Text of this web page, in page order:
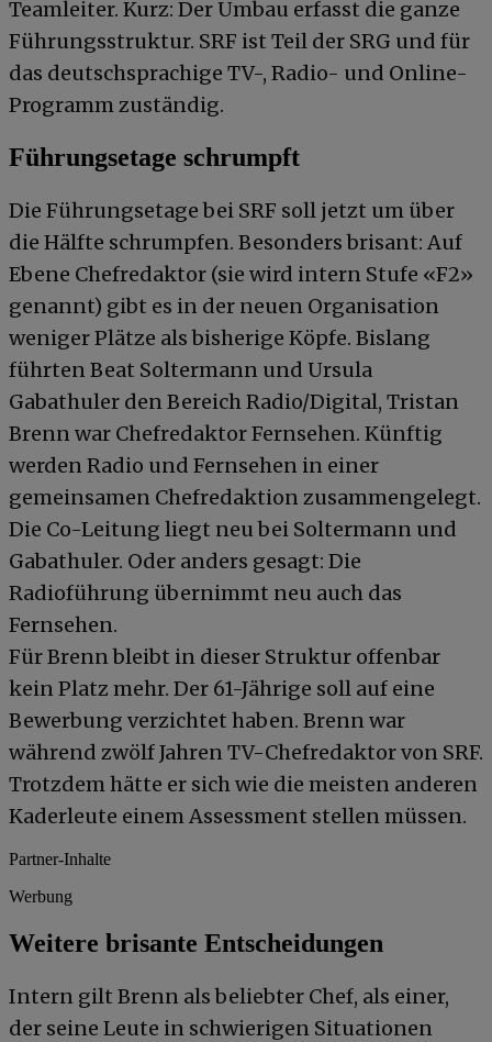
Teamleiter. Kurz: Der Umbau erfasst die ganze
Führungsstruktur. SRF ist Teil der SRG und für
das deutschsprachige TV-, Radio- und Online-
Programm zuständig.
Führungsetage schrumpft
Die Führungsetage bei SRF soll jetzt um über
die Hälfte schrumpfen. Besonders brisant: Auf
Ebene Chefredaktor (sie wird intern Stufe «F2»
genannt) gibt es in der neuen Organisation
weniger Plätze als bisherige Köpfe. Bislang
führten Beat Soltermann und Ursula
Gabathuler den Bereich Radio/Digital, Tristan
Brenn war Chefredaktor Fernsehen. Künftig
werden Radio und Fernsehen in einer
gemeinsamen Chefredaktion zusammengelegt.
Die Co-Leitung liegt neu bei Soltermann und
Gabathuler. Oder anders gesagt: Die
Radioführung übernimmt neu auch das
Fernsehen.
Für Brenn bleibt in dieser Struktur offenbar
kein Platz mehr. Der 61-Jährige soll auf eine
Bewerbung verzichtet haben. Brenn war
während zwölf Jahren TV-Chefredaktor von SRF.
Trotzdem hätte er sich wie die meisten anderen
Kaderleute einem Assessment stellen müssen.
Partner-Inhalte
Werbung
Weitere brisante Entscheidungen
Intern gilt Brenn als beliebter Chef, als einer,
der seine Leute in schwierigen Situationen